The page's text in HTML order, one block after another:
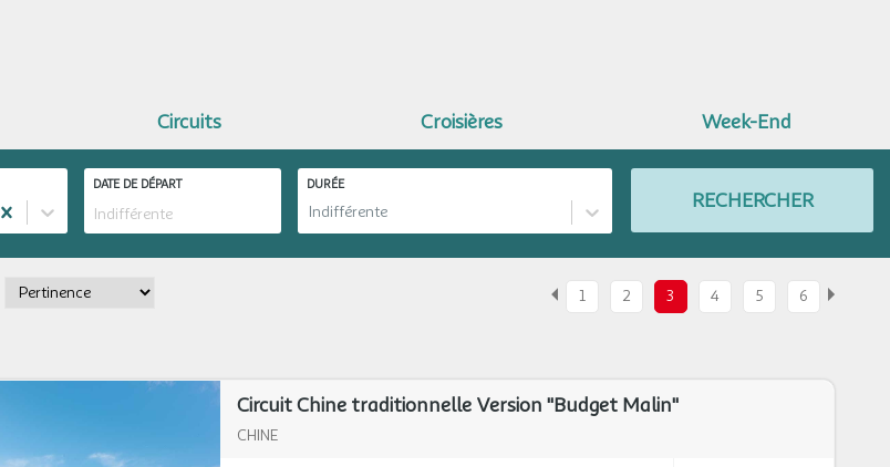
Circuits Croisières Week-End
DATE DE DÉPART DURÉE
Indifférente RECHERCHER
1 2 3 4 5 6
Circuit Chine traditionnelle Version "Budget Malin"
CHINE